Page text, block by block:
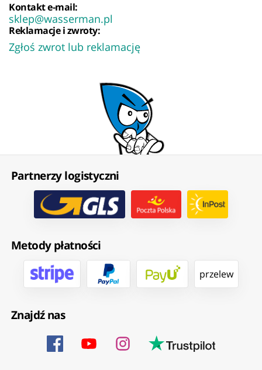
Kontakt e-mail:
sklep@wasserman.pl
Reklamacje i zwroty:
Zgłoś zwrot lub reklamację
Partnerzy logistyczni
Metody płatności
przelew
Znajdź nas